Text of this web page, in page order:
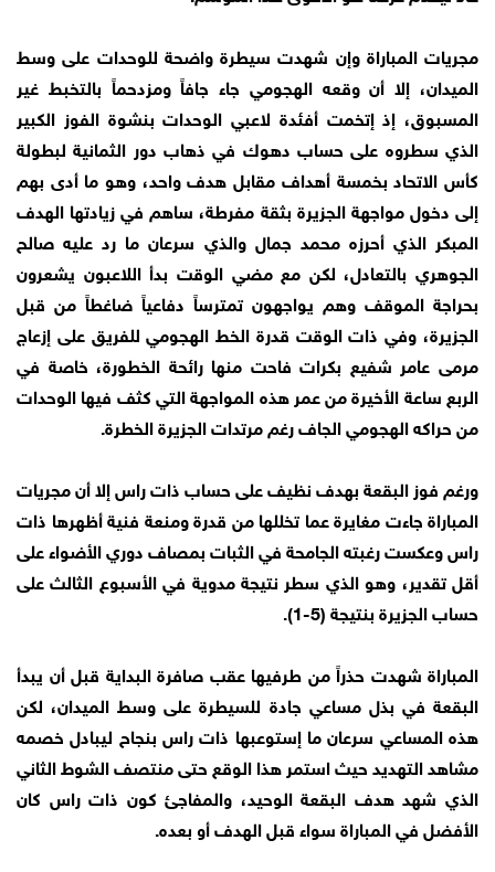
مجريات المباراة وإن شهدت سيطرة واضحة للوحدات على وسط
الميدان، إلا أن وقعه الهجومي جاء جافاً ومزدحماً بالتخبط غير
المسبوق، إذ إتخمت أفئدة لاعبي الوحدات بنشوة الفوز الكبير
الذي سطروه على حساب دهوك في ذهاب دور الثمانية لبطولة
كأس الاتحاد بخمسة أهداف مقابل هدف واحد، وهو ما أدى بهم
إلى دخول مواجهة الجزيرة بثقة مفرطة، ساهم في زيادتها الهدف
المبكر الذي أحرزه محمد جمال والذي سرعان ما رد عليه صالح
الجوهري بالتعادل، لكن مع مضي الوقت بدأ اللاعبون يشعرون
بحراجة الموقف وهم يواجهون تمترساً دفاعياً ضاغطاً من قبل
الجزيرة، وفي ذات الوقت قدرة الخط الهجومي للفريق على إزعاج
مرمى عامر شفيع بكرات فاحت منها رائحة الخطورة، خاصة في
الربع ساعة الأخيرة من عمر هذه المواجهة التي كثف فيها الوحدات
من حراكه الهجومي الجاف رغم مرتدات الجزيرة الخطرة.
ورغم فوز البقعة بهدف نظيف على حساب ذات راس إلا أن مجريات
المباراة جاءت مغايرة عما تخللها من قدرة ومنعة فنية أظهرها ذات
راس وعكست رغبته الجامحة في الثبات بمصاف دوري الأضواء على
أقل تقدير، وهو الذي سطر نتيجة مدوية في الأسبوع الثالث على
حساب الجزيرة بنتيجة (5-1).
المباراة شهدت حذراً من طرفيها عقب صافرة البداية قبل أن يبدأ
البقعة في بذل مساعي جادة للسيطرة على وسط الميدان، لكن
هذه المساعي سرعان ما إستوعبها ذات راس بنجاح ليبادل خصمه
مشاهد التهديد حيث استمر هذا الوقع حتى منتصف الشوط الثاني
الذي شهد هدف البقعة الوحيد، والمفاجئ كون ذات راس كان
الأفضل في المباراة سواء قبل الهدف أو بعده.